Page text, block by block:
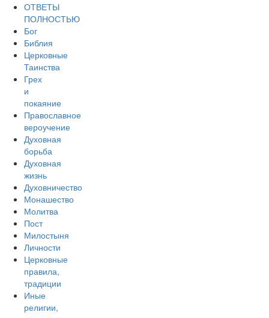
ОТВЕТЫ
ПОЛНОСТЬЮ
Бог
Библия
Церковные
Таинства
Грех
и
покаяние
Православное
вероучение
Духовная
борьба
Духовная
жизнь
Духовничество
Монашество
Молитва
Пост
Милостыня
Личности
Церковные
правила,
традиции
Иные
религии,